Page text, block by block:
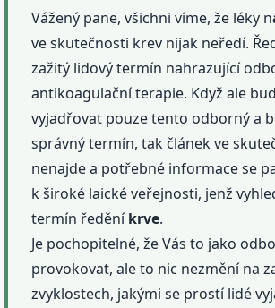
Vážený pane, všichni víme, že léky n
ve skutečnosti krev nijak neředí.
zažitý lidový termín nahrazující
antikoagulační terapie. Když ale
vyjadřovat pouze tento odborný a
správný termín, tak článek ve
nenajde a potřebné informace se
k široké laické veřejnosti, jenž
termín ředěníkrve.
Je pochopitelné, že Vás to jako
provokovat, ale to nic nezmění na
zvyklostech, jakými se prostí lidé